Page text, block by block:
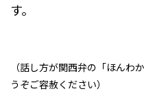
す。
（話し方が関西弁の「ほんわ
うぞご容赦ください）